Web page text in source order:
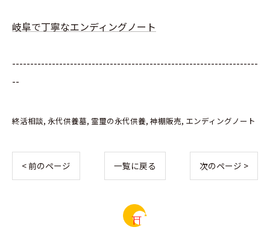
岐阜で丁寧なエンディングノート
--------------------------------------------------------------------
--
終活相談 永代供養墓 霊璽の永代供養 神棚販売 エンディングノート
< 前のページ 一覧に戻る 次のページ >